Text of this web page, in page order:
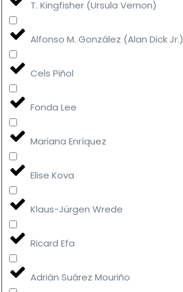
T. Kingfisher (Ursula Vernon)
Alfonso M. González (Alan Dick Jr.)
Cels Piñol
Fonda Lee
Mariana Enríquez
Elise Kova
Klaus-Jürgen Wrede
Ricard Efa
Adrián Suárez Mouriño